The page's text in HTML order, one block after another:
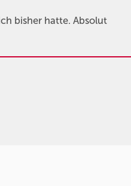
bisher hatte. Absolut